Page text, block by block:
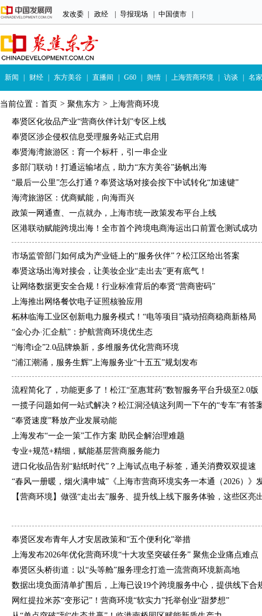
发改委 政经 导报现场 中国债市
新闻 财经 东方美谷 直播间 G60 舆情 上海营商环境 访谈 名家
当前位置： 首页 > 聚焦东方 > 上海营商环境
奉贤区化妆品产业“营商伙伴计划”专区上线
奉贤区涉企侵权信息受理服务站正式启用
奉贤海湾旅游区：育一个标杆，引一串企业
多部门联动！打通运输堵点，助力“东方美谷”扬帆出海
“最后一公里”怎么打通？奉贤这场对接会按下中试转化“加速键”
海湾旅游区：优商赋能，向海而兴
政策一网通查、一点就办，上海市统一政策发布平台上线
区港联动赋能跨境出海！全市首个跨境电商海运出口前置仓测试成功
市场监管部门如何成为产业链上的“服务伙伴”？松江区给出答案
奉贤这场出海对接会，让美妆企业“走出去”更有底气！
让网络数据更安全合规！行业标准背后的奉贤“营商密码”
上海推出网络餐饮电子证照核验应用
柘林临海工业区创新电力服务模式！“电等项目”撬动招商稳商新格局
“金心办·汇企航”：护航营商环境优生态
“海湾i企”2.0品牌焕新，多维服务优化营商环境
“浦江潮涌，服务生辉”上海服务业“十五五”规划发布
流程简化了，功能更多了！松江“至惠茸药”数智服务平台升级至2.0版
一揽子问题如何一站式解决？松江洞泾镇这列周一下午的“专车”有答
“奉贤速度”释放产业发展动能
上海发布“一企一策”工作方案 助民企解治理难题
专业+规范+精细，赋能基层营商服务能力
进口化妆品告别“贴纸时代”？上海试点电子标签，通关消费双双提速
“春风一册暖，烟火满申城”《上海市营商环境实务一本通（2026）》
【营商环境】做强“走出去”服务、提升线上线下服务体验，这些区亮
奉贤区发布青年人才安居政策和“五个便利化”举措
上海发布2026年优化营商环境“十大攻坚突破任务” 聚焦企业痛点难点
奉贤区头桥街道：以“头等舱”服务理念打造一流营商环境新高地
数据出境负面清单扩围后，上海已设19个跨境服务中心，提供线下合
网红提拉米苏“变形记”！营商环境“软实力”托举创业“甜梦想”